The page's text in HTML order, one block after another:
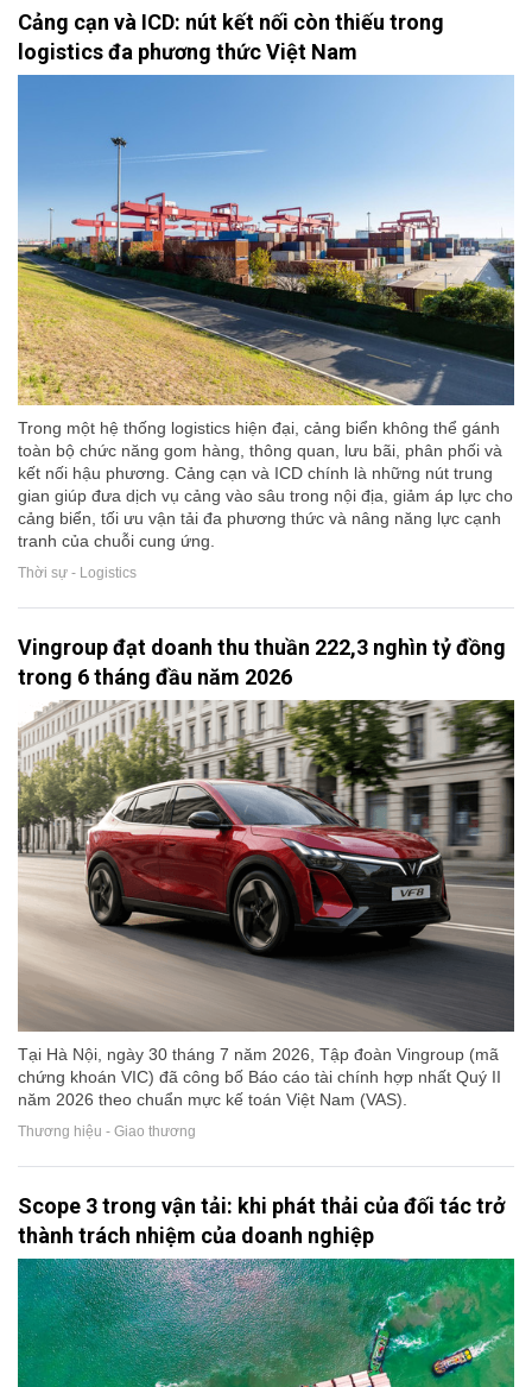
Cảng cạn và ICD: nút kết nối còn thiếu trong
logistics đa phương thức Việt Nam
Trong một hệ thống logistics hiện đại, cảng biển không thể gánh
toàn bộ chức năng gom hàng, thông quan, lưu bãi, phân phối và
kết nối hậu phương. Cảng cạn và ICD chính là những nút trung
gian giúp đưa dịch vụ cảng vào sâu trong nội địa, giảm áp lực cho
cảng biển, tối ưu vận tải đa phương thức và nâng năng lực cạnh
tranh của chuỗi cung ứng.
Thời sự - Logistics
Vingroup đạt doanh thu thuần 222,3 nghìn tỷ đồng
trong 6 tháng đầu năm 2026
Tại Hà Nội, ngày 30 tháng 7 năm 2026, Tập đoàn Vingroup (mã
chứng khoán VIC) đã công bố Báo cáo tài chính hợp nhất Quý II
năm 2026 theo chuẩn mực kế toán Việt Nam (VAS).
Thương hiệu - Giao thương
Scope 3 trong vận tải: khi phát thải của đối tác trở
thành trách nhiệm của doanh nghiệp